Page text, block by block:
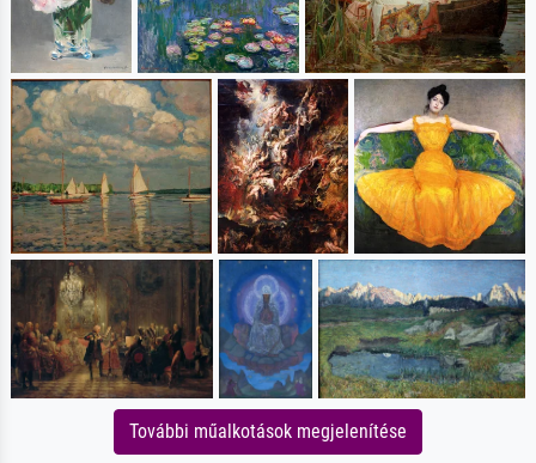
További műalkotások megjelenítése